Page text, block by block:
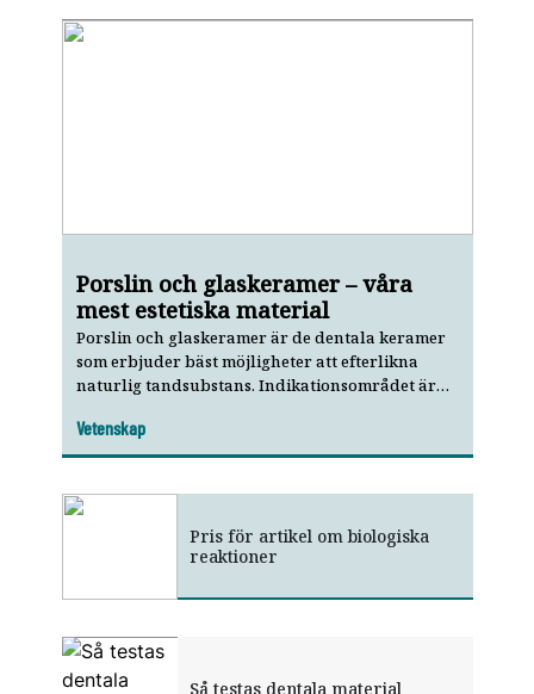
Porslin och glaskeramer – våra
mest estetiska material
Porslin och glaskeramer är de dentala keramer
som erbjuder bäst möjligheter att efterlikna
naturlig tandsubstans. Indikationsområdet är
egenskaper såsom böjhållfasthet, brottseghet
och optiska egenskaper samt
cementeringsteknik. Det är av stor betydelse att
ha kunskap om dessa faktorer för ett optimalt
behandlingsresultat.
Vetenskap
Pris för artikel om­ biologiska
reaktioner
Så testas dentala material